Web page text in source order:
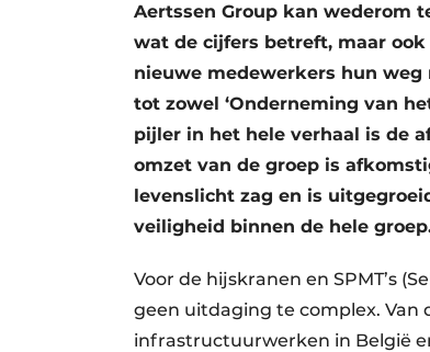
Aertssen Group kan wederom
wat de cijfers betreft, maar
nieuwe medewerkers hun weg
tot zowel ‘Onderneming van
pijler in het hele verhaal is de
omzet van de groep is
levenslicht zag en is
veiligheid binnen de hele
Voor de hijskranen en SPMT’s
geen uitdaging te complex.
infrastructuurwerken in België